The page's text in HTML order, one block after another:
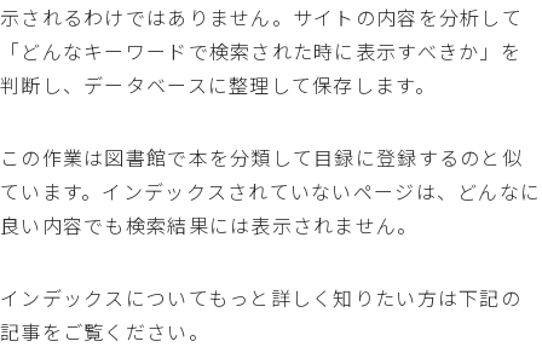
示されるわけではありません。サイトの内容を分析して
「どんなキーワードで検索された時に表示すべきか」を
判断し、データベースに整理して保存します。
この作業は図書館で本を分類して目録に登録するのと似
ています。インデックスされていないページは、どんなに
良い内容でも検索結果には表示されません。
インデックスについてもっと詳しく知りたい方は下記の
記事をご覧ください。